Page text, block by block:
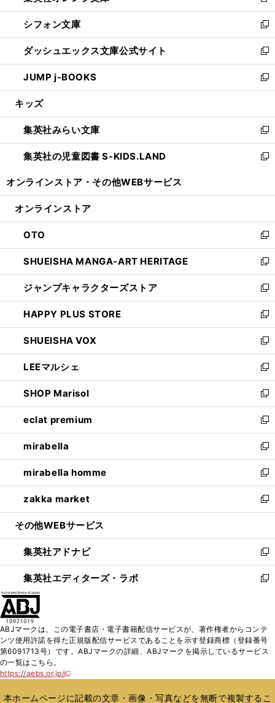
開
く
ウ
で
開
く
ウ
ィ
ン
ド
ウ
で
開
し
い
ウ
ィ
ン
ド
ウ
開
く
シフォン文庫
新
し
い
ウ
ィ
ン
ウ
で
開
く
ダッシュエックス文庫公式サイト
新
し
い
ウ
ン
ド
ウ
で
JUMP j-BOOKS
新
し
ウ
ィ
ン
ド
開
キッズ
集英社みらい文庫
新
し
い
ン
ウ
で
開
く
集英社の児童図書 S-KIDS.LAND
新
ウ
ン
ド
ウ
で
開
く
オンラインストア・ その他WEBサービス
オンラインストア
OTO
新
し
い
ウ
ィ
ン
ド
ウ
で
開
く
SHUEISHA MANGA-ART HERITAGE
新
し
い
ウ
ィ
ン
ド
ウ
で
開
く
ジャンプキャラクターズストア
新
し
い
ウ
ィ
ン
ド
ウ
で
開
く
HAPPY PLUS STORE
新
し
い
ウ
ィ
ン
ド
ウ
で
開
く
SHUEISHA VOX
新
し
い
ウ
ィ
ン
ド
ウ
で
開
く
LEEマルシェ
新
し
い
ウ
ィ
ン
ド
ウ
で
開
く
SHOP Marisol
新
し
い
ウ
ィ
ン
ド
ウ
で
開
eclat premium
新
し
い
ウ
ィ
ン
ド
ウ
開
く
mirabella
新
し
い
ウ
ィ
ン
ウ
で
開
く
mirabella homme
新
し
い
ウ
ン
ド
ウ
で
zakka market
新
し
ウ
ィ
ン
ド
く
その他WEBサービス
集英社アドナビ
新
し
い
ド
ウ
で
集英社エディターズ・ラボ
新
ィ
ン
ド
開
ABJマークは、この電子書店・電子書籍配信サービスが、著作権者からコンテ
ンツ使用許諾を得た正規版配信サービスであることを示す登録商標（登録番号
第6091713号）です。ABJマークの詳細、ABJマークを掲示しているサービス
の一覧はこちら。
https://aebs.or.jp/
新
い
本ホームページに記載の文章・画像・写真などを無断で複製するこ